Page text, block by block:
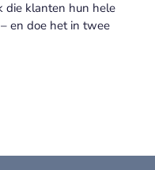
die klanten hun hele
en doe het in twee